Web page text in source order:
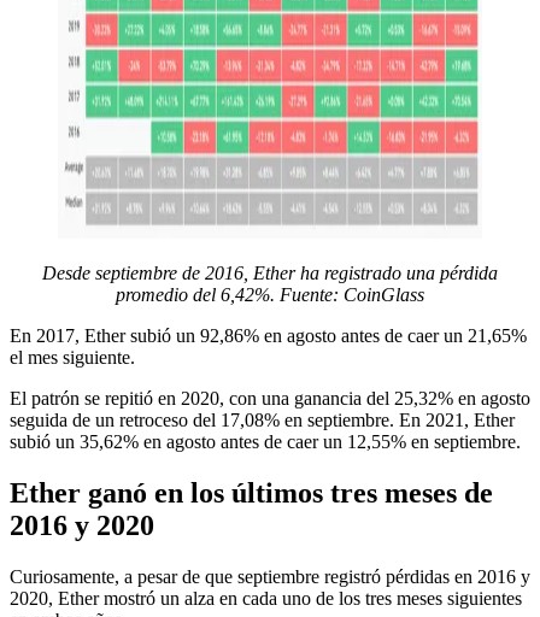
Desde septiembre de 2016, Ether ha registrado una pérdida
promedio del 6,42%. Fuente: CoinGlass
En 2017, Ether subió un 92,86% en agosto antes de caer un 21,65%
el mes siguiente.
El patrón se repitió en 2020, con una ganancia del 25,32% en agosto
seguida de un retroceso del 17,08% en septiembre. En 2021, Ether
subió un 35,62% en agosto antes de caer un 12,55% en septiembre.
Ether ganó en los últimos tres meses de
2016 y 2020
Curiosamente, a pesar de que septiembre registró pérdidas en 2016 y
2020, Ether mostró un alza en cada uno de los tres meses siguientes